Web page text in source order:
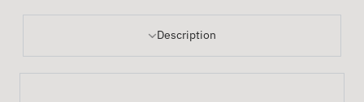
Description